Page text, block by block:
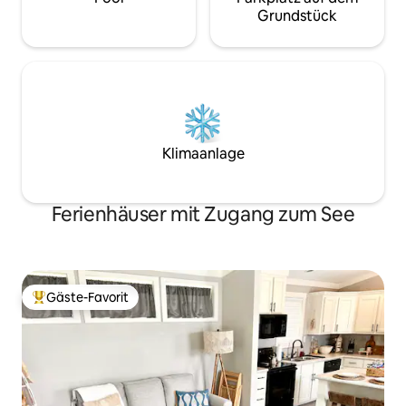
Grundstück
Klimaanlage
Ferienhäuser mit Zugang zum See
Beliebter Gäste-Favorit.
Gäste-Favorit